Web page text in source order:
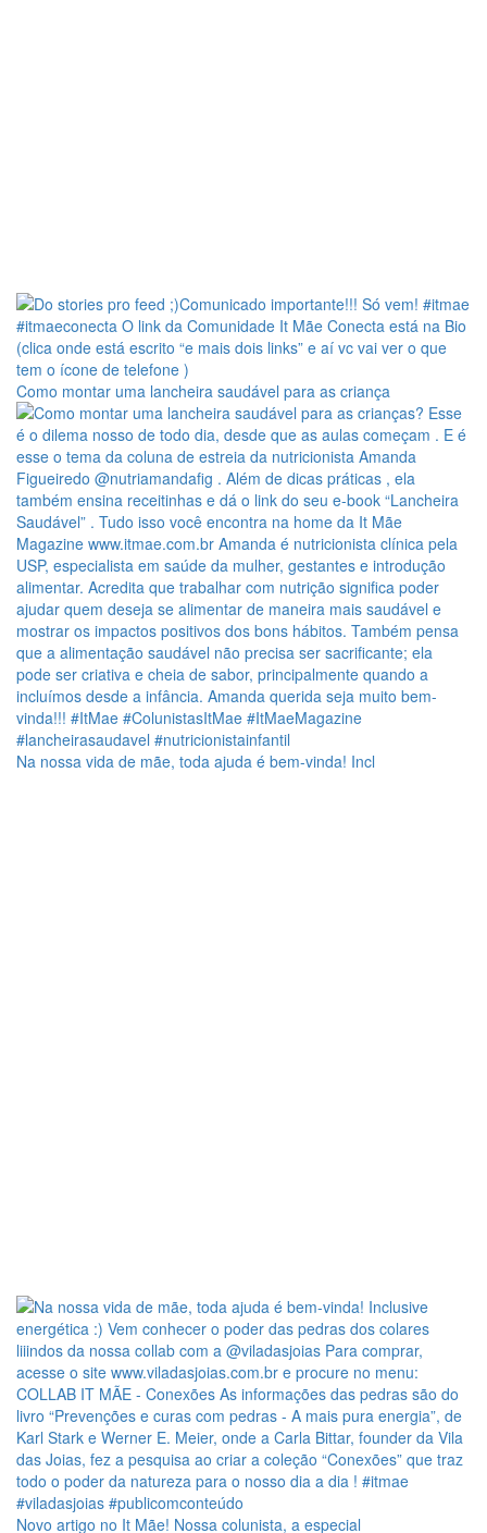
Como montar uma lancheira saudável para as criança
Na nossa vida de mãe, toda ajuda é bem-vinda! Incl
Novo artigo no It Mãe! Nossa colunista, a especial